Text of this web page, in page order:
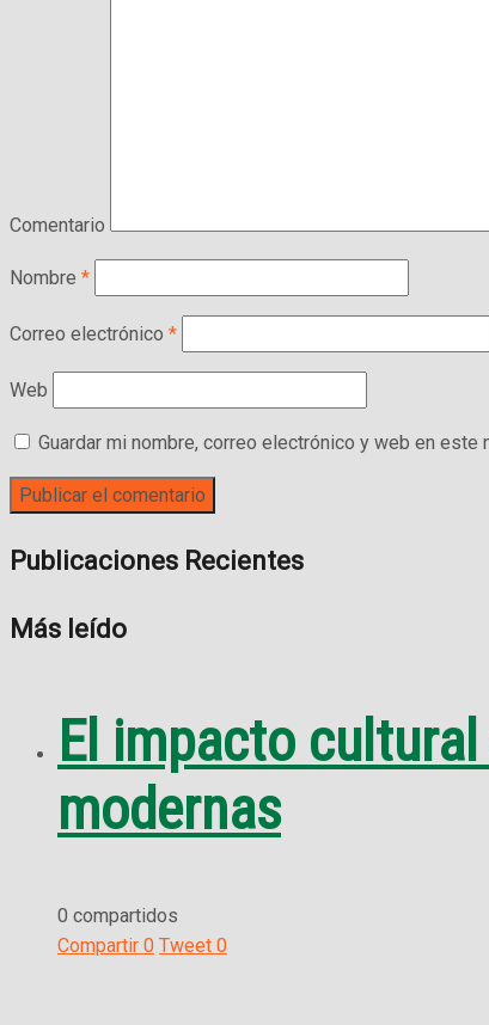
Comentario
Nombre *
Correo electrónico *
Web
Guardar mi nombre, correo electrónico y web en
Publicaciones Recientes
Más leído
El impacto
modernas
0 compartidos
Compartir 0 Tweet 0